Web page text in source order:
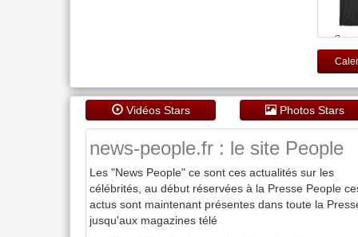
by
Fan
original ?
pour
-
Vidéos Stars Photos Stars
news-people.fr : le site People
Les "News People" ce sont ces actualités sur les
célébrités, au début réservées à la Presse People
actus sont maintenant présentes dans toute la
jusqu'aux magazines télé